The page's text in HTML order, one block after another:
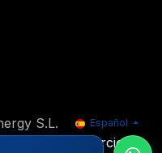
S.L. Español
Comercio